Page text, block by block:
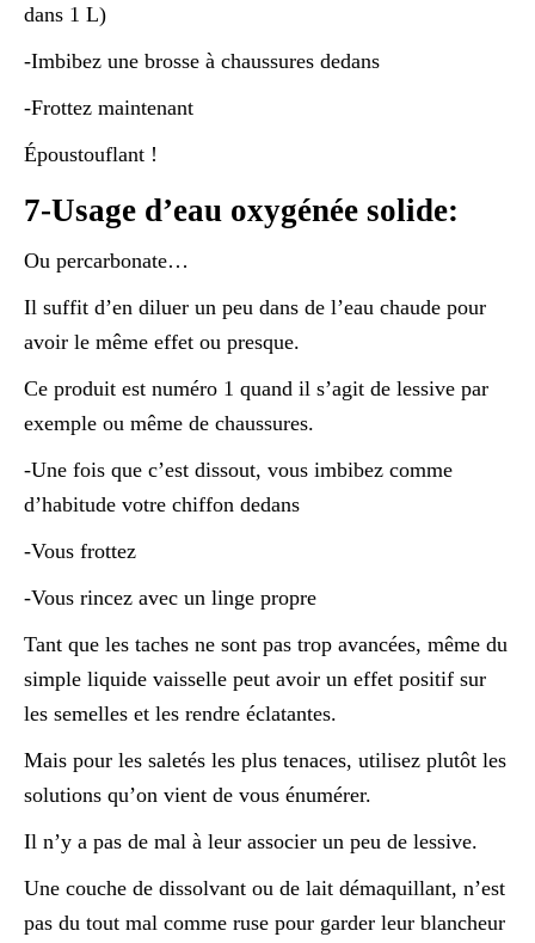
dans 1 L)
-Imbibez une brosse à chaussures dedans
-Frottez maintenant
Époustouflant !
7-Usage d’eau oxygénée solide:
Ou percarbonate…
Il suffit d’en diluer un peu dans de l’eau chaude pour
avoir le même effet ou presque.
Ce produit est numéro 1 quand il s’agit de lessive par
exemple ou même de chaussures.
-Une fois que c’est dissout, vous imbibez comme
d’habitude votre chiffon dedans
-Vous frottez
-Vous rincez avec un linge propre
Tant que les taches ne sont pas trop avancées, même du
simple liquide vaisselle peut avoir un effet positif sur
les semelles et les rendre éclatantes.
Mais pour les saletés les plus tenaces, utilisez plutôt les
solutions qu’on vient de vous énumérer.
Il n’y a pas de mal à leur associer un peu de lessive.
Une couche de dissolvant ou de lait démaquillant, n’est
pas du tout mal comme ruse pour garder leur blancheur